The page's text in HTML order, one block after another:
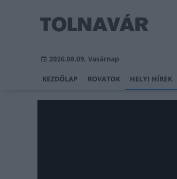
2026.08.09, Vasárnap
KEZDŐLAP ROVATOK HELYI HÍREK